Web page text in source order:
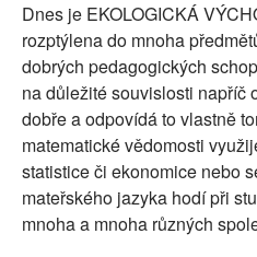
Dnes je EKOLOGICKÁ
rozptýlena do mnoha
dobrých pedagogických
na důležité souvislosti napříč
dobře a odpovídá to vlastně
matematické vědomosti
statistice či ekonomice nebo
mateřského jazyka hodí při
mnoha a mnoha různých